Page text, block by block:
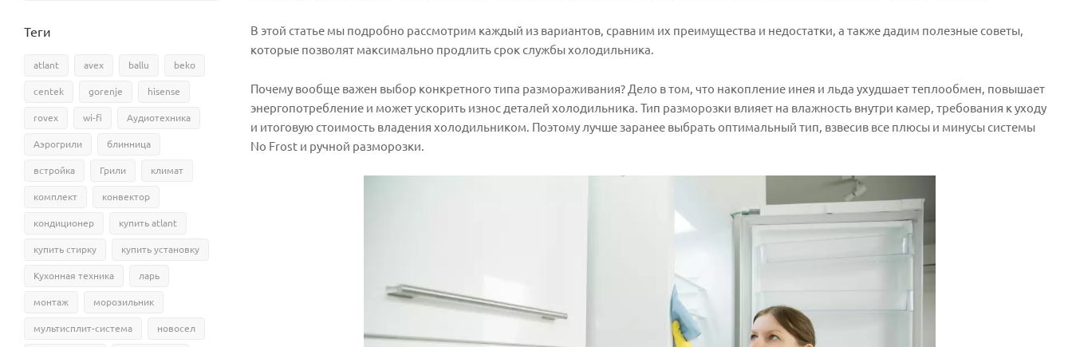
В этой статье мы подробно рассмотрим каждый из вариантов, сравним их преимущества и недостатки, а также дадим полезные советы,
которые позволят максимально продлить срок службы холодильника.
Почему вообще важен выбор конкретного типа размораживания? Дело в том, что накопление инея и льда ухудшает теплообмен, повышает
энергопотребление и может ускорить износ деталей холодильника. Тип разморозки влияет на влажность внутри камер, требования к уходу
и итоговую стоимость владения холодильником. Поэтому лучше заранее выбрать оптимальный тип, взвесив все плюсы и минусы системы
No Frost и ручной разморозки.
Теги
atlant avex ballu beko
centek gorenje hisense
rovex wi-fi Аудиотехника
Аэрогрили блинница
встройка Грили климат
комплект конвектор
кондиционер купить atlant
купить стирку купить установку
Кухонная техника ларь
монтаж морозильник
мультисплит-система новосел